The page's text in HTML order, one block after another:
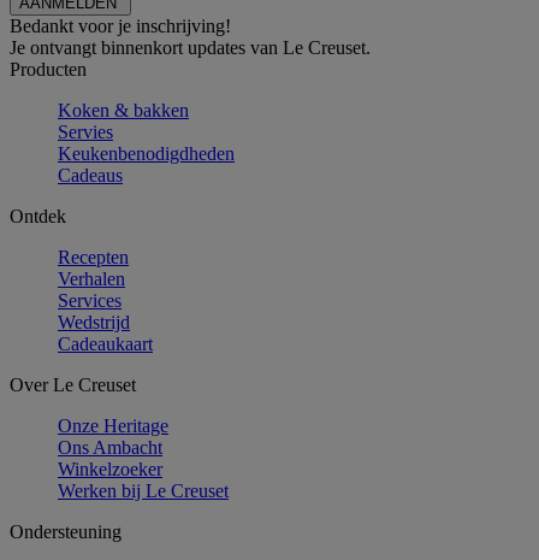
Bedankt voor je inschrijving!
Je ontvangt binnenkort updates van Le Creuset.
Producten
Koken & bakken
Servies
Keukenbenodigdheden
Cadeaus
Ontdek
Recepten
Verhalen
Services
Wedstrijd
Cadeaukaart
Over Le Creuset
Onze Heritage
Ons Ambacht
Winkelzoeker
Werken bij Le Creuset
Ondersteuning